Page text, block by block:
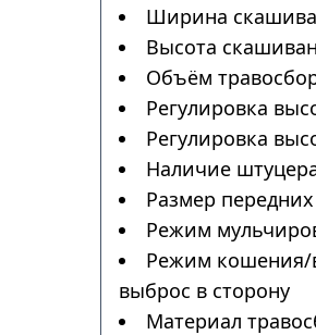
Ширина
Высота
Объём
Регулировка
Регулировка
Наличие
Размер
Режим
Режим кошения/
выброс в сторону
Материал